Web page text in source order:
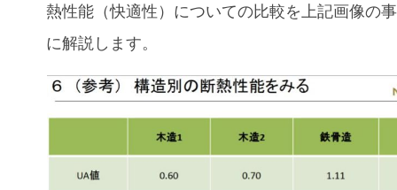
熱性能（快適性）についての比較を上記画像の
に解説します。